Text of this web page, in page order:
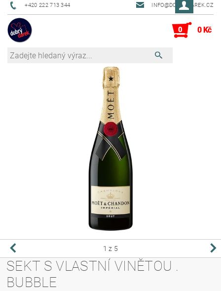
+420 222 713 344 INFO@DOBRYDAREK.CZ
0 0 Kč
1 z 5
SEKT S VLASTNÍ VINĚTOU .
BUBBLE